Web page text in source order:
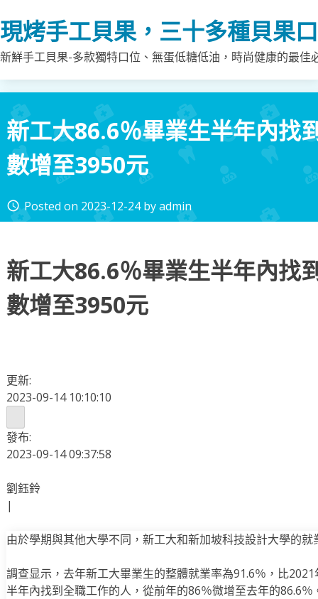
to
content
現烤手工貝果，三十多種貝果
新鮮手工貝果-多款獨特口位、無蛋低糖低油，時尚健康的最
新工大86.6％畢業生半年內找
數增至3950元
access_time Posted on 2023-12-24byadmin
新工大86.6％畢業生半年內找
數增至3950元
更新:
2023-09-14 10:10:10
發布:
2023-09-14 09:37:58
劉鈺鈴
|
由於學期與其他大學不同，新工大和新加坡科技設計大學的
調查显示，去年新工大畢業生的整體就業率為91.6％，比
半年內找到全職工作的人，從前年的86％微增至去年的86.6％